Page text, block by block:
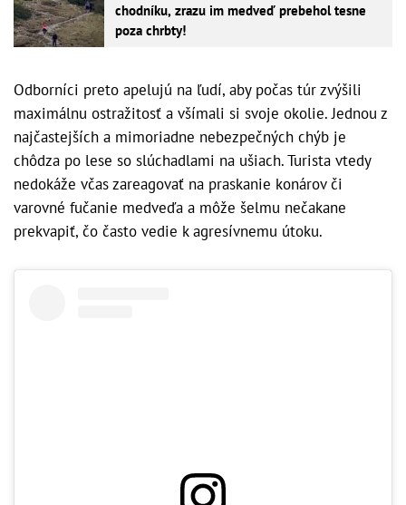
chodníku, zrazu im medveď prebehol tesne
poza chrbty!
Odborníci preto apelujú na ľudí, aby počas túr zvýšili
maximálnu ostražitosť a všímali si svoje okolie. Jednou z
najčastejších a mimoriadne nebezpečných chýb je
chôdza po lese so slúchadlami na ušiach. Turista vtedy
nedokáže včas zareagovať na praskanie konárov či
varovné fučanie medveďa a môže šelmu nečakane
prekvapiť, čo často vedie k agresívnemu útoku.